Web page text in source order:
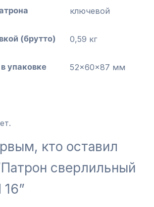
ключевой
(брутто) 0,59 кг
упаковке 52x60x87 мм
кто оставил
сверлильный